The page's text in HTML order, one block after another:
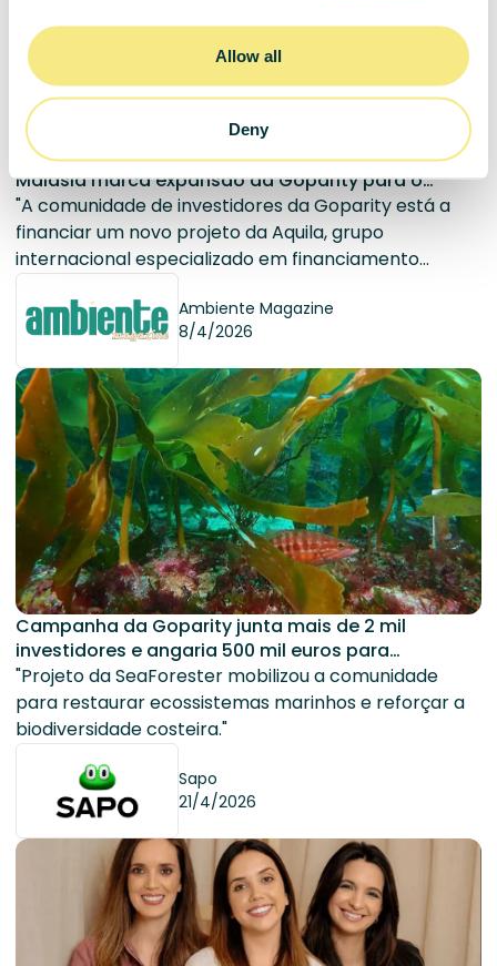
Allow all
Deny
Campanha da Aquila para energia solar na
Malásia marca expansão da Goparity para o
Sudeste Asiático
"A comunidade de investidores da Goparity está a
financiar um novo projeto da Aquila, grupo
internacional especializado em financiamento
acesso à energia solar residencial na Malásia."
Ambiente Magazine
8/4/2026
Campanha da Goparity junta mais de 2 mil
investidores e angaria 500 mil euros para
recuperação das florestas marinhas em Portugal
"Projeto da SeaForester mobilizou a comunidade
para restaurar ecossistemas marinhos e reforçar a
biodiversidade costeira."
Sapo
21/4/2026